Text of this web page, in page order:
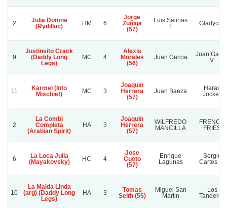
2
Julia Domna
(Rydilluc)
HM 6
Jorge
Zuñiga
(57)
Luis Salinas
T.
Gladycita
9
Justinsito Crack
(Daddy Long
Legs)
MC 4
Alexis
Morales
(56)
Juan Garcia
Juan
V.
11
Karmel (Into
Mischief)
MC 3
Joaquin
Herrera
(57)
Juan Baeza
Haras
Jockey
2
La Combi
Completa
(Arabian Spirit)
HA 3
Joaquin
Herrera
(57)
WILFREDO
MANCILLA
FRENCH
FRIES
6
La Loca Julia
(Mayakovsky)
HC 4
Jose
Cueto
(57)
Enrique
Lagunas
Sergio
Cartes M.
10
La Maida Linda
(arg) (Daddy Long
Legs)
HA 3
Tomas
Seith (55)
Miguel San
Martin
Los
Tanderos